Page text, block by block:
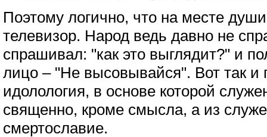
Поэтому логично, что на месте
телевизор. Народ ведь давно не
спрашивал: "как это выглядит?" и
лицо – "Не высовывайся". Вот так и
идолология, в основе которой
священно, кроме смысла, а из
смертославие.